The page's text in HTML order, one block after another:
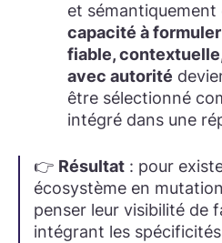
et sémantiquement
capacité à
fiable,
avec autorité
être sélectionné
intégré dans une
👉 Résultat : pour
écosystème en
penser leur visibilité de
intégrant les